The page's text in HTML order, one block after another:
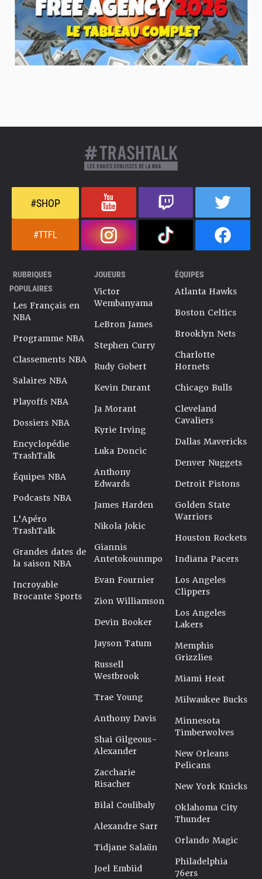
#SHOP
#TTFL
RUBRIQUES
POPULAIRES
Les Français en
NBA
Programme NBA
Classements NBA
Salaires NBA
Playoffs NBA
Dossiers NBA
Encyclopédie
TrashTalk
Équipes NBA
Podcasts NBA
L'Apéro
TrashTalk
Grandes dates de
la saison NBA
Incroyable
Brocante Sports
JOUEURS
Victor
Wembanyama
LeBron James
Stephen Curry
Rudy Gobert
Kevin Durant
Ja Morant
Kyrie Irving
Luka Doncic
Anthony
Edwards
James Harden
Nikola Jokic
Giannis
Antetokounmpo
Evan Fournier
Zion Williamson
Devin Booker
Jayson Tatum
Russell
Westbrook
Trae Young
Anthony Davis
Shai Gilgeous-
Alexander
Zaccharie
Risacher
Bilal Coulibaly
Alexandre Sarr
Tidjane Salaün
Joel Embiid
ÉQUIPES
Atlanta Hawks
Boston Celtics
Brooklyn Nets
Charlotte
Hornets
Chicago Bulls
Cleveland
Cavaliers
Dallas Mavericks
Denver Nuggets
Detroit Pistons
Golden State
Warriors
Houston Rockets
Indiana Pacers
Los Angeles
Clippers
Los Angeles
Lakers
Memphis
Grizzlies
Miami Heat
Milwaukee Bucks
Minnesota
Timberwolves
New Orleans
Pelicans
New York Knicks
Oklahoma City
Thunder
Orlando Magic
Philadelphia
76ers